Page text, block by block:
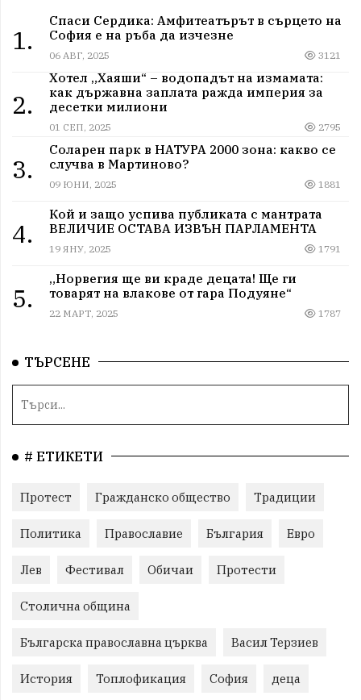
1.
Спаси Сердика: Амфитеатърът в сърцето на
София е на ръба да изчезне
06 АВГ, 2025 3121
2.
Хотел „Хаяши“ – водопадът на измамата:
как държавна заплата ражда империя за
десетки милиони
01 СЕП, 2025 2795
3.
Соларен парк в НАТУРА 2000 зона: какво се
случва в Мартиново?
09 ЮНИ, 2025 1881
4.
Кой и защо успива публиката с мантрата
ВЕЛИЧИЕ ОСТАВА ИЗВЪН ПАРЛАМЕНТА
19 ЯНУ, 2025 1791
5.
„Норвегия ще ви краде децата! Ще ги
товарят на влакове от гара Подуяне“
22 МАРТ, 2025 1787
ТЪРСЕНЕ
# ЕТИКЕТИ
Протест Гражданско общество Традиции
Политика Православие България Евро
Лев Фестивал Обичаи Протести
Столична община
Българска православна църква Васил Терзиев
История Топлофикация София деца